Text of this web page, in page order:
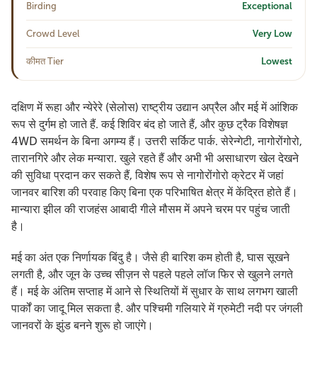
Birding Exceptional
Crowd Level Very Low
कीमत Tier Lowest
दक्षिण में रूहा और न्येरेरे (सेलोस) राष्ट्रीय उद्यान अप्रैल और मई में आंशिक
रूप से दुर्गम हो जाते हैं. कई शिविर बंद हो जाते हैं, और कुछ ट्रैक विशेषज्ञ
4WD समर्थन के बिना अगम्य हैं। उत्तरी सर्किट पार्क. सेरेन्गेटी, नागोरोंगोरो,
तारानगिरे और लेक मन्यारा. खुले रहते हैं और अभी भी असाधारण खेल देखने
की सुविधा प्रदान कर सकते हैं, विशेष रूप से नागोरोंगोरो क्रेटर में जहां
जानवर बारिश की परवाह किए बिना एक परिभाषित क्षेत्र में केंद्रित होते हैं।
मान्यारा झील की राजहंस आबादी गीले मौसम में अपने चरम पर पहुंच जाती
है।
मई का अंत एक निर्णायक बिंदु है। जैसे ही बारिश कम होती है, घास सूखने
लगती है, और जून के उच्च सीज़न से पहले पहले लॉज फिर से खुलने लगते
हैं। मई के अंतिम सप्ताह में आने से स्थितियों में सुधार के साथ लगभग खाली
पार्कों का जादू मिल सकता है. और पश्चिमी गलियारे में ग्रुमेटी नदी पर जंगली
जानवरों के झुंड बनने शुरू हो जाएंगे।